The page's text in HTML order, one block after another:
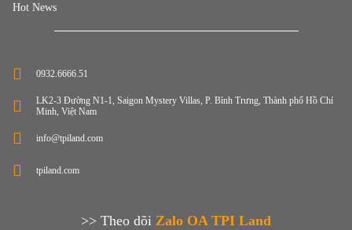
Hot News
0932.6666.51
LK2-3 Đường N1-1, Saigon Mystery Villas, P. Bình Trưng, Thành phố Hồ Chí
Minh, Việt Nam
info@tpiland.com
tpiland.com
>> Theo dõi Zalo OA TPI Land